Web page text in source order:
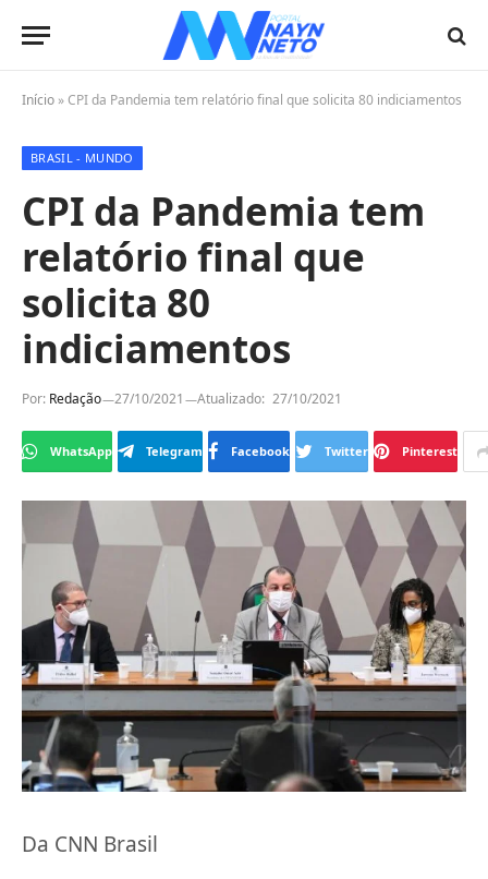
Início »CPI da Pandemia tem relatório final que solicita 80 indiciamentos
BRASIL - MUNDO
CPI da Pandemia tem
relatório final que
solicita 80
indiciamentos
Por: Redação 27/10/2021 Atualizado: 27/10/2021
WhatsApp Telegram Facebook Twitter Pinterest
Da CNN Brasil